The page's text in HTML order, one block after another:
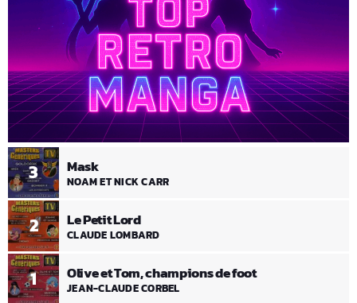
1 Olive et Tom, champions de foot
JEAN-CLAUDE CORBEL
2 Le Petit Lord
CLAUDE LOMBARD
3 Mask
NOAM ET NICK CARR